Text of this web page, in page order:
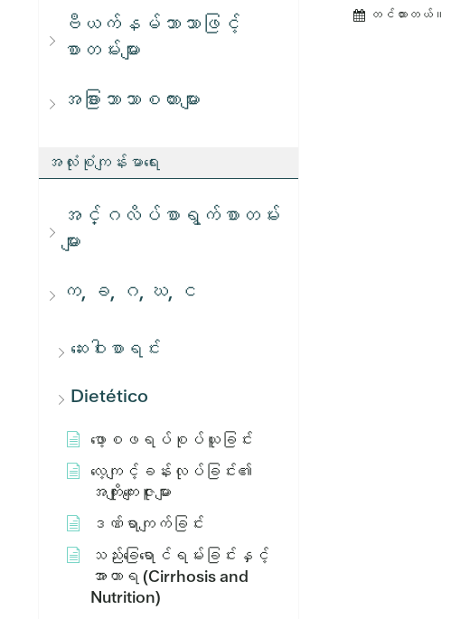
ဗီယက်နမ်ဘာသာဖြင့်
စာတမ်းများ
အခြားဘာသာစကားများ
အလုံးစုံကျန်းမာရေး
အင်္ဂလိပ်စာရွက်စာတမ်း
များ
က, ခ, ဂ, ဃ, င
ဆေးဝါးစာရင်း
Dietético
ဖော့စဖရပ်စုပ်ယူခြင်း
လေ့ကျင့်ခန်းလုပ်ခြင်း၏
အကျိုးကျေးဇူးများ
ဒဏ်ရာကျက်ခြင်း
သည်းခြေရောင်ရမ်းခြင်းနှင့်
အာဟာရ (Cirrhosis and
Nutrition)
တင်ထားတယ်။